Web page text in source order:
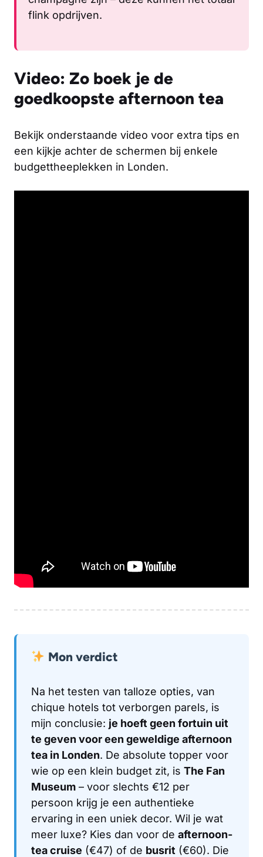
flink opdrijven.
Video: Zo boek je de
goedkoopste afternoon tea
Bekijk onderstaande video voor extra tips en
een kijkje achter de schermen bij enkele
budgettheeplekken in Londen.
Mon verdict
Na het testen van talloze opties, van
chique hotels tot verborgen parels, is
mijn conclusie: je hoeft geen fortuin uit
te geven voor een geweldige afternoon
tea in Londen. De absolute topper voor
wie op een klein budget zit, is The Fan
Museum – voor slechts €12 per
persoon krijg je een authentieke
ervaring in een uniek decor. Wil je wat
meer luxe? Kies dan voor de afternoon-
tea cruise (€47) of de busrit (€60). Die